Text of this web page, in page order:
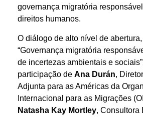
governança migratória
direitos humanos.
O diálogo de alto nível de
“Governança migratória
de incertezas ambientais e
participação de Ana Durán,
Adjunta para as Américas da
Internacional para as Migrações
Natasha Kay Mortley, Consultora